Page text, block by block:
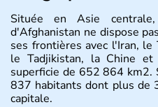
Située en Asie
d'Afghanistan ne dispose
ses frontières avec l'Iran, le
le Tadjikistan, la Chine
superficie de 652 864
837 habitants dont plus de
capitale.